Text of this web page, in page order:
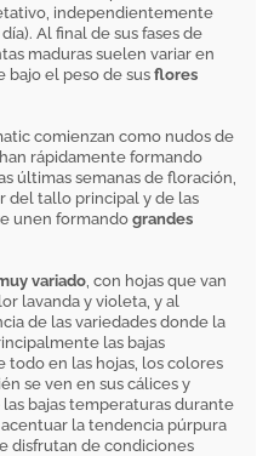
independientemente
Al final de sus fases de
maduras suelen variar en
bajo el peso de sus flores
comienzan como nudos de
rápidamente formando
últimas semanas de floración,
del tallo principal y de las
unen formando grandes
variado, con hojas que van
lavanda y violeta, y al
de las variedades donde la
las bajas
todo en las hojas, los colores
se ven en sus cálices y
bajas temperaturas durante
la tendencia púrpura
disfrutan de condiciones